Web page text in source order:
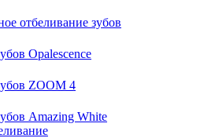
отбеливание зубов
Opalescence
ZOOM 4
Amazing White